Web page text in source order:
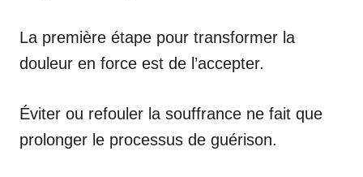
La première étape pour transformer la
douleur en force est de l’accepter.
Éviter ou refouler la souffrance ne fait que
prolonger le processus de guérison.